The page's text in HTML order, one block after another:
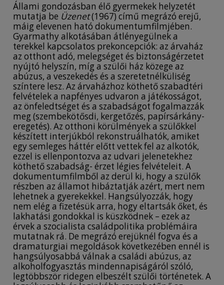
Állami gondozásban élő gyermekek helyzetét
mutatja be Üzenet(1967) című megrázó erejű,
máig elevenen ható dokumentumfilmjében.
Gyarmathy alkotásában átlényegülnek a
terekkel kapcsolatos prekoncepciók: az árvaház
az otthont adó, melegséget és biztonságérzetet
nyújtó helyszín, míg a szülői ház közege az
abúzus, a veszekedés és a szeretetnélküliség
színtere lesz. Az árvaházhoz köthető szabadtéri
felvételek a napfényes udvaron a játékosságot,
az önfeledtséget és a szabadságot fogalmazzák
meg (szembekötősdi, kergetőzés, papírsárkány-
eregetés). Az otthoni körülmények a szülőkkel
készített interjúkból rekonstruálhatók, amiket
egy semleges háttér előtt vettek fel az alkotók,
ezzel is ellenpontozva az udvari jelenetekhez
köthető szabadság- érzet légies felvételeit. A
dokumentumfilmből az derül ki, hogy a szülők
részben az államot hibáztatják azért, mert nem
lehetnek a gyerekekkel. Hangsúlyozzák, hogy
nem elég a fizetésük arra, hogy eltartsák őket, és
lakhatási gondokkal is küszködnek – ezek az
érvek a szocialista családpolitika problémáira
mutatnak rá. De megrázó erejüknél fogva és a
dramaturgiai megoldások következében ennél is
hangsúlyosabbá válnak a családi abúzus, az
alkoholfogyasztás mindennapiságáról szóló,
legtöbbször ridegen elbeszélt szülői történetek. A